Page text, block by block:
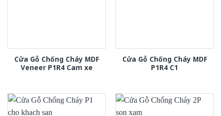
Cửa Gỗ Chống Cháy MDF
Veneer P1R4 Cam xe
Cửa Gỗ Chống Cháy MDF
P1R4 C1